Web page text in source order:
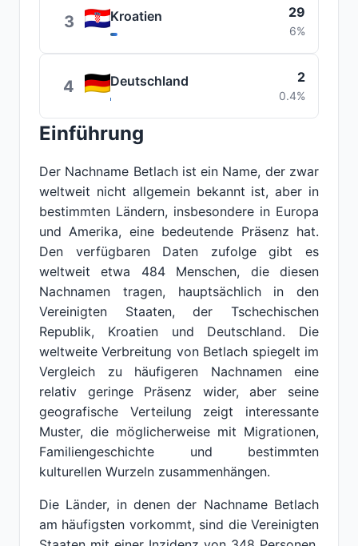
3 Kroatien 29
6%
4 Deutschland 2
0.4%
Einführung
Der Nachname Betlach ist ein Name, der zwar
weltweit nicht allgemein bekannt ist, aber in
bestimmten Ländern, insbesondere in Europa
und Amerika, eine bedeutende Präsenz hat.
Den verfügbaren Daten zufolge gibt es
weltweit etwa 484 Menschen, die diesen
Nachnamen tragen, hauptsächlich in den
Vereinigten Staaten, der Tschechischen
Republik, Kroatien und Deutschland. Die
weltweite Verbreitung von Betlach spiegelt im
Vergleich zu häufigeren Nachnamen eine
relativ geringe Präsenz wider, aber seine
geografische Verteilung zeigt interessante
Muster, die möglicherweise mit Migrationen,
Familiengeschichte und bestimmten
kulturellen Wurzeln zusammenhängen.
Die Länder, in denen der Nachname Betlach
am häufigsten vorkommt, sind die Vereinigten